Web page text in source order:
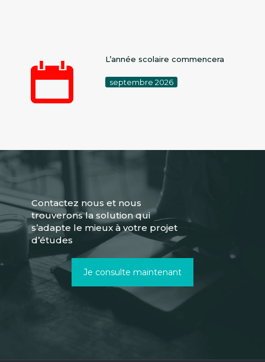
L’année scolaire commencera
septembre 2026
Contactez nous et nous
trouverons la solution qui
s’adapte le mieux à votre projet
d’études
Je consulte maintenant